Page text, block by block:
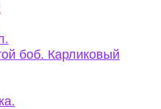
боб. Карликовый